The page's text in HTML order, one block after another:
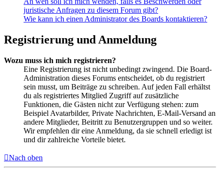
juristische Anfragen zu diesem Forum gibt?
Wie kann ich einen Administrator des Boards kontaktieren?
Registrierung und Anmeldung
Wozu muss ich mich registrieren?
Eine Registrierung ist nicht unbedingt zwingend. Die Board-
Administration dieses Forums entscheidet, ob du registriert
sein musst, um Beiträge zu schreiben. Auf jeden Fall erhältst
du als registriertes Mitglied Zugriff auf zusätzliche
Funktionen, die Gästen nicht zur Verfügung stehen: zum
Beispiel Avatarbilder, Private Nachrichten, E-Mail-Versand an
andere Mitglieder, Beitritt zu Benutzergruppen und so weiter.
Wir empfehlen dir eine Anmeldung, da sie schnell erledigt ist
und dir zahlreiche Vorteile bietet.
Nach oben